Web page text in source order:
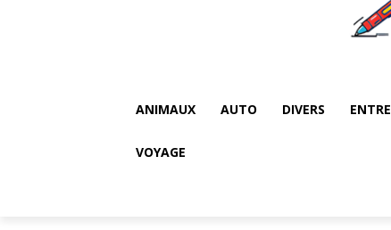
ANIMAUX AUTO DIVERS
VOYAGE